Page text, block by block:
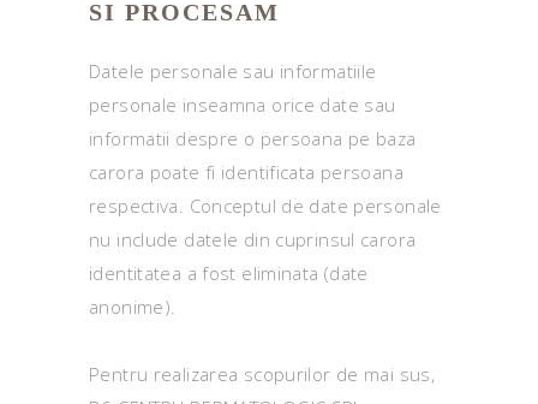
SI PROCESAM
Datele personale sau informatiile
personale inseamna orice date sau
informatii despre o persoana pe baza
carora poate fi identificata persoana
respectiva. Conceptul de date personale
nu include datele din cuprinsul carora
identitatea a fost eliminata (date
anonime).
Pentru realizarea scopurilor de mai sus,